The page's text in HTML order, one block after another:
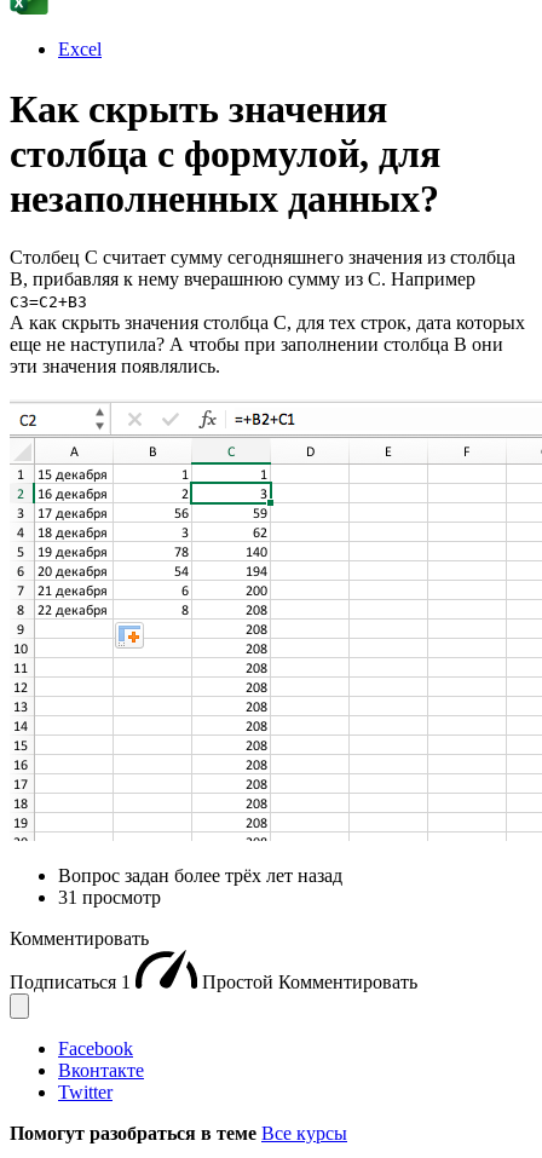
Excel
Как скрыть значения
столбца с формулой, для
незаполненных данных?
Столбец C считает сумму сегодняшнего значения из столбца
B, прибавляя к нему вчерашнюю сумму из C. Например
С3=C2+B3
А как скрыть значения столбца С, для тех строк, дата которых
еще не наступила? А чтобы при заполнении столбца B они
эти значения появлялись.
Вопрос задан более трёх лет назад
31 просмотр
Комментировать
Подписаться 1 Простой Комментировать
Facebook
Вконтакте
Twitter
Помогут разобраться в теме Все курсы